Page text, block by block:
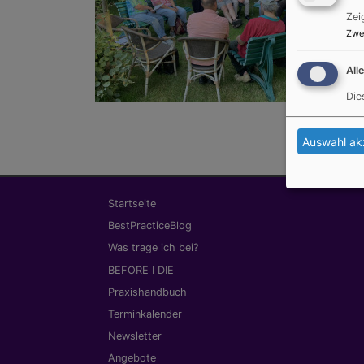
Hauptnavigation
Startseite
BestPracticeBlog
Was trage ich bei?
BEFORE I DIE
Praxishandbuch
Terminkalender
Newsletter
Angebote
Auswahl